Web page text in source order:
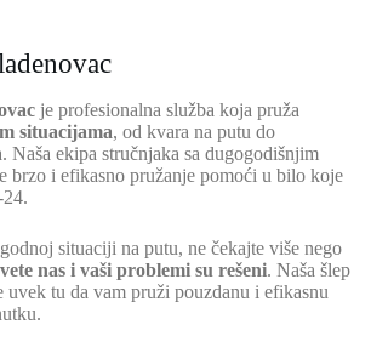
je profesionalna služba koja pruža
situacijama, od kvara na putu do
Naša ekipa stručnjaka sa dugogodišnjim
brzo i efikasno pružanje pomoći u bilo koje
situaciji na putu, ne čekajte više nego
nas i vaši problemi su rešeni. Naša šlep
uvek tu da vam pruži pouzdanu i efikasnu